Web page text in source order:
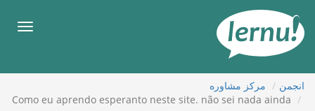
محتوا
انجمن
مركز مشاوره
Como eu aprendo esperanto neste site. não sei nada ainda